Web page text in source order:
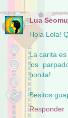
Lua
Hola Lola!
La carita
los
bonita!
Besitos
Responder